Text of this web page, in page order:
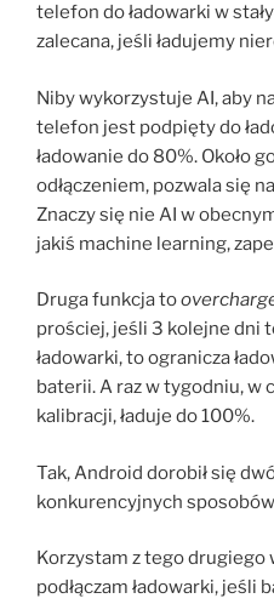
telefon do ładowarki w
zalecana, jeśli ładujemy
Niby wykorzystuje AI, aby
telefon jest podpięty do
ładowanie do 80%. Około
odłączeniem, pozwala się
Znaczy się nie AI w
jakiś machine learning,
Druga funkcja to
prościej, jeśli 3 kolejne dni
ładowarki, to ogranicza
baterii. A raz w tygodniu, w
kalibracji, ładuje do 100%.
Tak, Android dorobił się
konkurencyjnych
Korzystam z tego drugiego
podłączam ładowarki, jeśli